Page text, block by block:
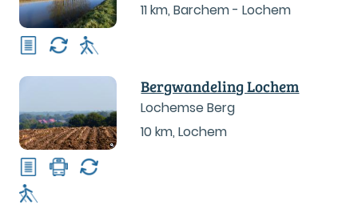
11 km,Barchem - Lochem
Bergwandeling Lochem
Lochemse Berg
10 km,Lochem